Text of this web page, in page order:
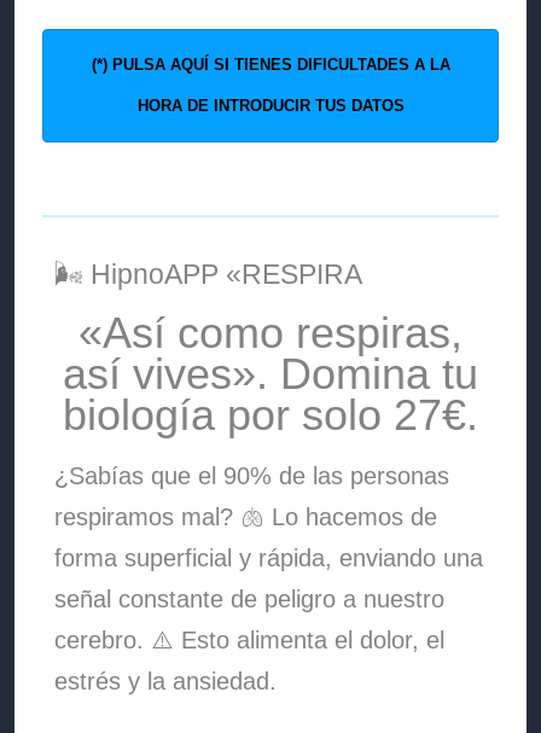
(*) PULSA AQUÍ SI TIENES DIFICULTADES A LA
HORA DE INTRODUCIR TUS DATOS
🌬️ HipnoAPP «RESPIRA
«Así como respiras,
así vives». Domina tu
biología por solo 27€.
¿Sabías que el 90% de las personas
respiramos mal? 🫁 Lo hacemos de
forma superficial y rápida, enviando una
señal constante de peligro a nuestro
cerebro. ⚠️ Esto alimenta el dolor, el
estrés y la ansiedad.